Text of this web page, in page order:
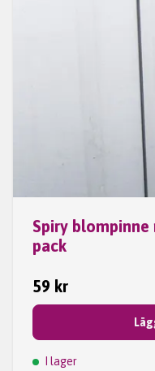
Spiry
pack
59 kr
I lager